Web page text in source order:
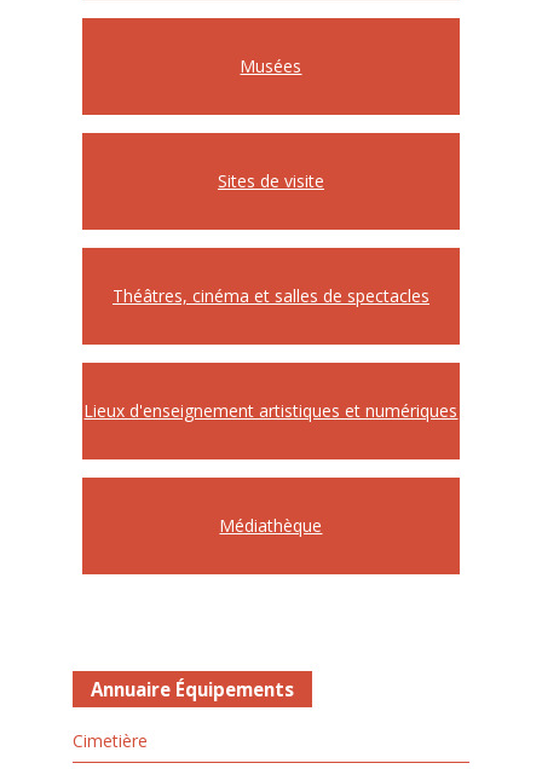
Musées
Sites de visite
Théâtres, cinéma et salles de spectacles
Lieux d'enseignement artistiques et numériques
Médiathèque
Annuaire Équipements
Cimetière